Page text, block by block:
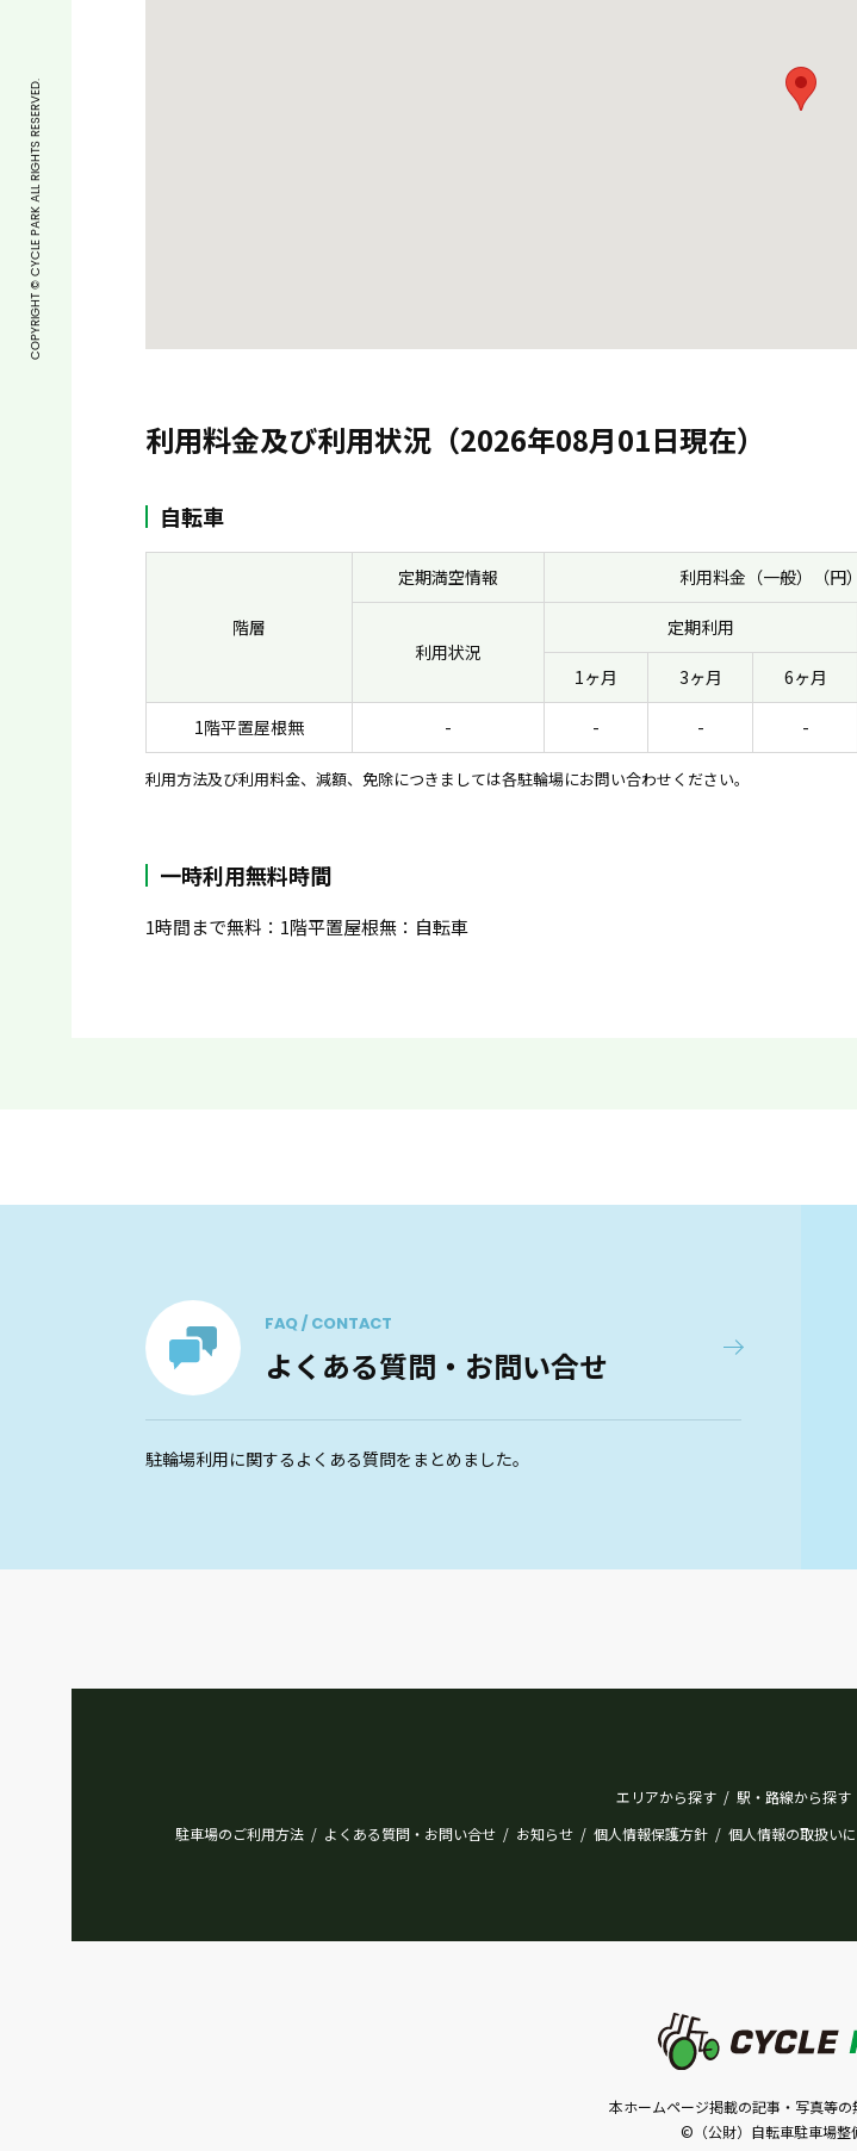
利用料金及び利用状況（2026年08月01日現在）
自転車
階層
定期満空情報 利用料金（一般）（円）
利用状況
定期利用
1ヶ月
3ヶ月 6ヶ月
1階平置屋根無 - - - -
利用方法及び利用料金、減額、免除につきましては各駐輪場にお問い合わせください。
一時利用無料時間
1時間まで無料：1階平置屋根無：自転車
FAQ / CONTACT
よくある質問・お問い合せ
駐輪場利用に関するよくある質問をまとめました。
エリアから探す / 駅・路線から探す
駐車場のご利用方法 / よくある質問・お問い合せ / お知らせ / 個人情報保護方針 / 個人情報の取扱い
本ホームページ掲載の記事・写真等の
©（公財）自転車駐車場整
COPYRIGHT © CYCLE PARK ALL RIGHTS RESERVED.